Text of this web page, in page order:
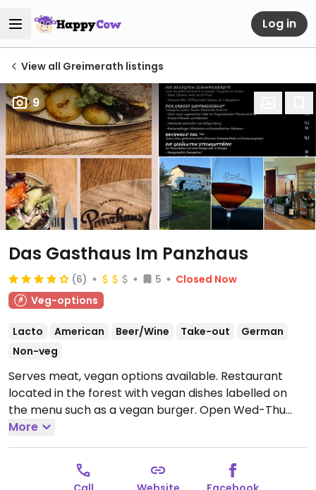
Log in
View all Greimerath listings
9
Das Gasthaus Im Panzhaus
(6) 5
Closed Now
Veg-options
Lacto American Beer/Wine Take-out
German
Non-veg
Serves meat, vegan options available. Restaurant
located in the forest with vegan dishes labelled on
the menu such as a vegan burger. Open Wed-Thu
17:30-22:00, Fri 15:00-22:00, Sat-Sun 11:30-22:00.
Mon-Tues.
More